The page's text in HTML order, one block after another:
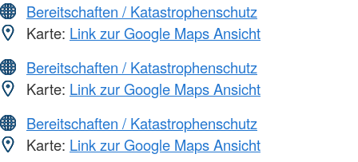
Bereitschaften / Katastrophenschutz
Karte: Link zur Google Maps Ansicht
Bereitschaften / Katastrophenschutz
Karte: Link zur Google Maps Ansicht
Bereitschaften / Katastrophenschutz
Karte: Link zur Google Maps Ansicht